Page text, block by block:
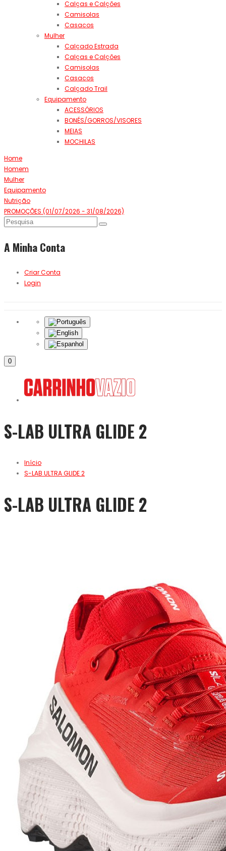
Calças e Calções
Camisolas
Casacos
Mulher
Calçado Estrada
Calças e Calções
Camisolas
Casacos
Calçado Trail
Equipamento
ACESSÓRIOS
BONÉS/GORROS/VISORES
MEIAS
MOCHILAS
Home
Homem
Mulher
Equipamento
Nutrição
PROMOÇÕES (01/07/2026 - 31/08/2026)
A Minha Conta
Criar Conta
Login
0
S-LAB ULTRA GLIDE 2
Início
S-LAB ULTRA GLIDE 2
S-LAB ULTRA GLIDE 2